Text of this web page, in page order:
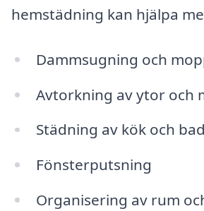
hemstädning kan hjälpa
Dammsugning och
Avtorkning av ytor och
Städning av kök och
Fönsterputsning
Organisering av rum